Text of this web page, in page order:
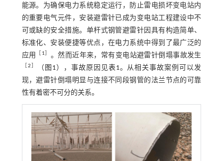
能源。为确保电力系统稳定运行，防止雷电损坏变电站内
的重要电气元件，安装避雷针已成为变电站工程建设中不
可或缺的安全措施。单杆式钢管避雷针因具有构造简单、
标准化、安装便捷等优点，在电力系统中得到了最广泛的
应用
1 。然而近年来，常有变电站避雷针倒塌事故发生
2 （ 图1），事故原因见表1。从相关事故案例可以发
现，避雷针倒塌明显与连接不同段钢管的法兰节点的可靠
性有着密不可分的关系。